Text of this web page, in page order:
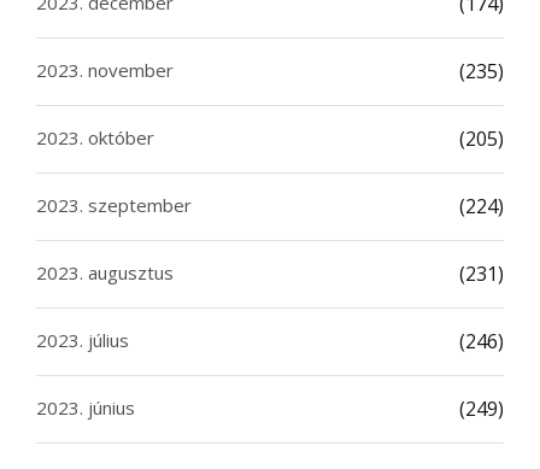
2023. november (235)
2023. október (205)
2023. szeptember (224)
2023. augusztus (231)
2023. július (246)
2023. június (249)